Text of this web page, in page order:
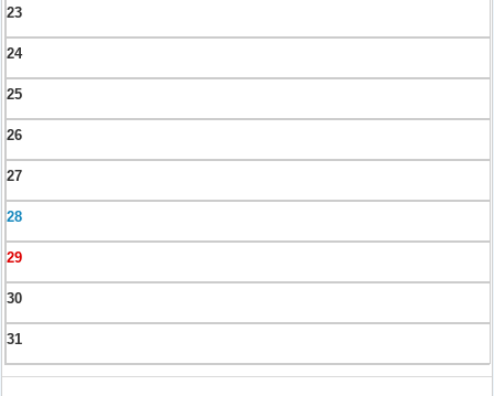
23
24
25
26
27
28
29
30
31